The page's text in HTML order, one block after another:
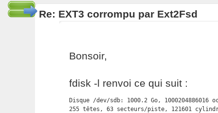
Re: EXT3 corrompu par Ext2Fsd
Bonsoir,
fdisk -l renvoi ce qui suit :
Disque /dev/sdb: 1000.2 Go, 1000204886016
255 têtes, 63 secteurs/piste, 121601